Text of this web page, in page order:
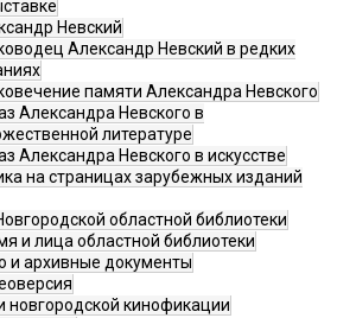
Невский
Александр Невский в редких
памяти Александра Невского
Александра Невского в
литературе
Александра Невского в искусстве
на страницах зарубежных изданий
областной библиотеки
и лица областной библиотеки
и архивные документы
новгородской кинофикации